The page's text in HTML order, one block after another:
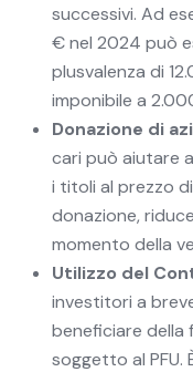
successivi. Ad
€ nel 2024 può
plusvalenza di
imponibile a
Donazione di
cari può aiutare
i titoli al prezzo
donazione,
momento della
Utilizzo del
investitori a
beneficiare della
soggetto al PFU.